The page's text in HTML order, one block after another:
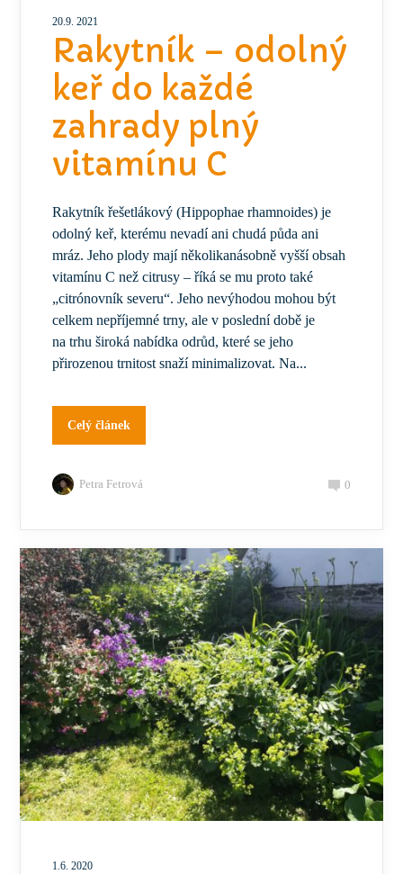
20.9. 2021
Rakytník – odolný
keř do každé
zahrady plný
vitamínu C
Rakytník řešetlákový (Hippophae rhamnoides) je
odolný keř, kterému nevadí ani chudá půda ani
mráz. Jeho plody mají několikanásobně vyšší obsah
vitamínu C než citrusy – říká se mu proto také
„citrónovník severu“. Jeho nevýhodou mohou být
celkem nepříjemné trny, ale v poslední době je
na trhu široká nabídka odrůd, které se jeho
přirozenou trnitost snaží minimalizovat. Na...
Celý článek
Petra Fetrová 0
1.6. 2020